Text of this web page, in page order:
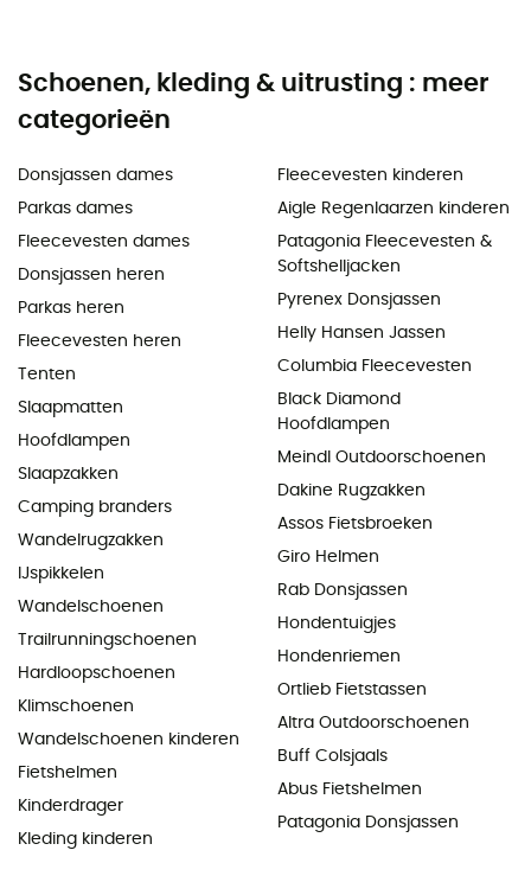
Schoenen, kleding & uitrusting : meer
categorieën
Donsjassen dames
Parkas dames
Fleecevesten dames
Donsjassen heren
Parkas heren
Fleecevesten heren
Tenten
Slaapmatten
Hoofdlampen
Slaapzakken
Camping branders
Wandelrugzakken
IJspikkelen
Wandelschoenen
Trailrunningschoenen
Hardloopschoenen
Klimschoenen
Wandelschoenen kinderen
Fietshelmen
Kinderdrager
Kleding kinderen
Fleecevesten kinderen
Aigle Regenlaarzen kinderen
Patagonia Fleecevesten &
Softshelljacken
Pyrenex Donsjassen
Helly Hansen Jassen
Columbia Fleecevesten
Black Diamond
Hoofdlampen
Meindl Outdoorschoenen
Dakine Rugzakken
Assos Fietsbroeken
Giro Helmen
Rab Donsjassen
Hondentuigjes
Hondenriemen
Ortlieb Fietstassen
Altra Outdoorschoenen
Buff Colsjaals
Abus Fietshelmen
Patagonia Donsjassen